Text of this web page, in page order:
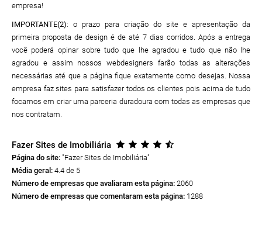
empresa!
IMPORTANTE(2): o prazo para criação do site e apresentação da
primeira proposta de design é de até 7 dias corridos. Após a entrega
você poderá opinar sobre tudo que lhe agradou e tudo que não lhe
agradou e assim nossos webdesigners farão todas as alterações
necessárias até que a página fique exatamente como desejas. Nossa
empresa faz sites para satisfazer todos os clientes pois acima de tudo
focamos em criar uma parceria duradoura com todas as empresas que
nos contratam.
Fazer Sites de Imobiliária
Página do site: "Fazer Sites de Imobiliária"
Média geral: 4.4 de 5
Número de empresas que avaliaram esta página: 2060
Número de empresas que comentaram esta página: 1288